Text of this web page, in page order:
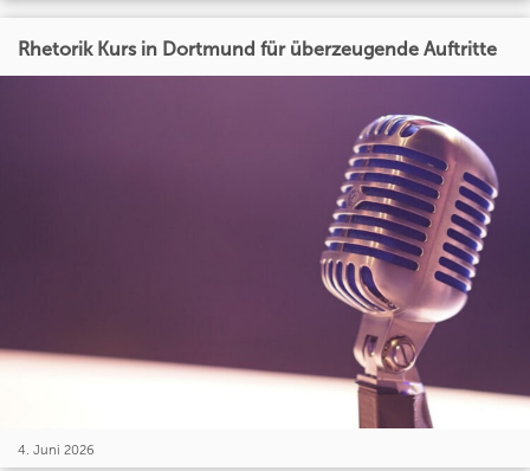
Rhetorik Kurs in Dortmund für überzeugende Auftritte
4. Juni 2026